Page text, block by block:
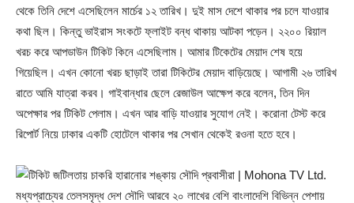
থেকে তিনি দেশে এসেছিলেন মার্চের ১২ তারিখ। দুই মাস দেশে থাকার পর চলে যাওয়ার
কথা ছিল। কিন্তু ভাইরাস সংকটে ফ্লাইট বন্ধ থাকায় আটকা পড়েন। ২২০০ রিয়াল
খরচ করে আপডাউন টিকিট কিনে এসেছিলাম। আমার টিকেটের মেয়াদ শেষ হয়ে
গিয়েছিল। এখন কোনো খরচ ছাড়াই তারা টিকিটের মেয়াদ বাড়িয়েছে। আগামী ২৬ তারিখ
রাতে আমি যাত্রা করব। গাইবান্ধার ছেলে রেজাউল আক্ষেপ করে বলেন, তিন দিন
অপেক্ষার পর টিকিট পেলাম। এখন আর বাড়ি যাওয়ার সুযোগ নেই। করোনা টেস্ট করে
রিপোর্ট নিয়ে ঢাকার একটি হোটেলে থাকার পর সেখান থেকেই রওনা হতে হবে।
মধ্যপ্রাচ্যের তেলসমৃদ্ধ দেশ সৌদি আরবে ২০ লাখের বেশি বাংলাদেশি বিভিন্ন পেশায়